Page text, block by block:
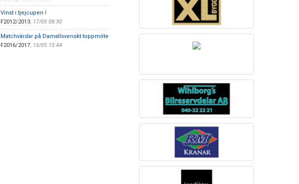
Vinst i tjejcupen !
F2012/2013, 17/05 08:30
Matchvärdar på Damallsvenskt toppmöte
F2016/2017, 13/05 13:44